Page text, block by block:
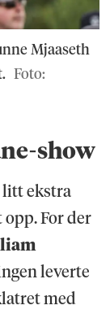
Mjaaseth
Foto:
show
ekstra
For der
leverte
med